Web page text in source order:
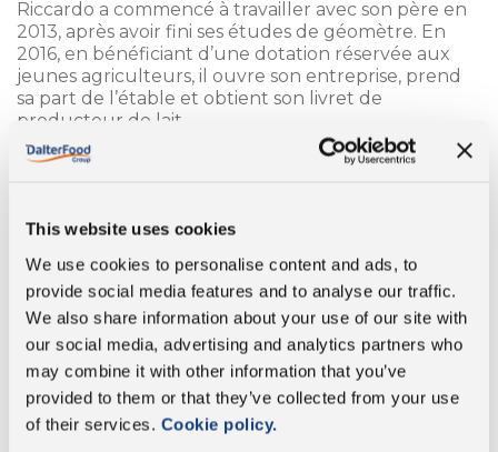
This website uses cookies
We use cookies to personalise content and ads, to
provide social media features and to analyse our traffic.
We also share information about your use of our site with
our social media, advertising and analytics partners who
may combine it with other information that you’ve
provided to them or that they’ve collected from your use
of their services. Cookie policy.
Riccardo a commencé à travailler avec son père en
2013, après avoir fini ses études de géomètre. En
2016, en bénéficiant d’une dotation réservée aux
jeunes agriculteurs, il ouvre son entreprise, prend
sa part de l’étable et obtient son livret de
producteur de lait.
«Ce travail m’a appris à être indépendant et
organisé. La liberté qu’il offre n’a pas de prix».
traites et un grand pâturage pour les vaches en
phase de tarissement afin de leur permettre de
bouger librement.
«Ce travail demande beaucoup de sacrifices mais
offre tellement de satisfaction. Savoir que l’on fait
partie de la filière de production du Parmigiano
Reggiano est une grande fierté car c’est un produit
très important».